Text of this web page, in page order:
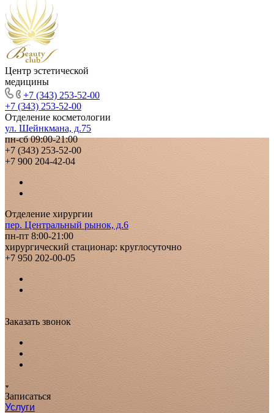
Центр эстетической
медицины
+7 (343) 253-52-00
+7 (343) 253-52-00
Отделение косметологии
ул. Шейнкмана, д.75
пн-сб 09:00-21:00
+7 (343) 253-52-00
+7 900 204-42-04
Отделение хирургии
пер. Центральный рынок, д.6
пн-пт 8:00-21:00
хирургический стационар: круглосуточно
+7 950 202-00-05
Заказать звонок
Записаться
Услуги